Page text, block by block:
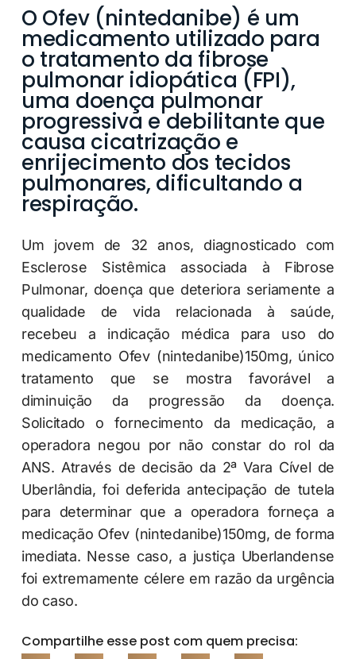
O Ofev (nintedanibe) é um
medicamento utilizado para
o tratamento da fibrose
pulmonar idiopática (FPI),
uma doença pulmonar
progressiva e debilitante que
causa cicatrização e
enrijecimento dos tecidos
pulmonares, dificultando a
respiração.
Um jovem de 32 anos, diagnosticado com
Esclerose Sistêmica associada à Fibrose
Pulmonar, doença que deteriora seriamente a
qualidade de vida relacionada à saúde,
recebeu a indicação médica para uso do
medicamento Ofev (nintedanibe)150mg, único
tratamento que se mostra favorável a
diminuição da progressão da doença.
Solicitado o fornecimento da medicação, a
operadora negou por não constar do rol da
ANS. Através de decisão da 2ª Vara Cível de
Uberlândia, foi deferida antecipação de tutela
para determinar que a operadora forneça a
medicação Ofev (nintedanibe)150mg, de forma
imediata. Nesse caso, a justiça Uberlandense
foi extremamente célere em razão da urgência
do caso.
Compartilhe esse post com quem precisa: